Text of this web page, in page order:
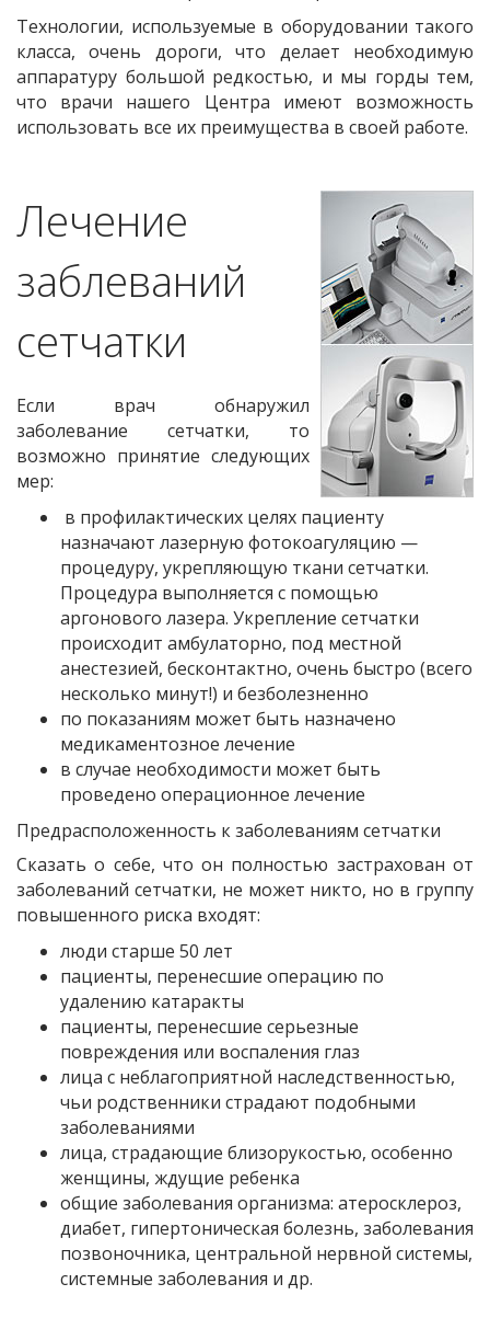
Технологии, используемые в оборудовании такого
класса, очень дороги, что делает необходимую
аппаратуру большой редкостью, и мы горды тем,
что врачи нашего Центра имеют возможность
использовать все их преимущества в своей работе.
Лечение
заблеваний
сетчатки
Если врач обнаружил
заболевание сетчатки, то
возможно принятие следующих
мер:
в профилактических целях пациенту
назначают лазерную фотокоагуляцию —
процедуру, укрепляющую ткани сетчатки.
Процедура выполняется с помощью
аргонового лазера. Укрепление сетчатки
происходит амбулаторно, под местной
анестезией, бесконтактно, очень быстро (всего
несколько минут!) и безболезненно
по показаниям может быть назначено
медикаментозное лечение
в случае необходимости может быть
проведено операционное лечение
Предрасположенность к заболеваниям сетчатки
Сказать о себе, что он полностью застрахован от
заболеваний сетчатки, не может никто, но в группу
повышенного риска входят:
люди старше 50 лет
пациенты, перенесшие операцию по
удалению катаракты
пациенты, перенесшие серьезные
повреждения или воспаления глаз
лица с неблагоприятной наследственностью,
чьи родственники страдают подобными
заболеваниями
лица, страдающие близорукостью, особенно
женщины, ждущие ребенка
общие заболевания организма: атеросклероз,
диабет, гипертоническая болезнь, заболевания
позвоночника, центральной нервной системы,
системные заболевания и др.